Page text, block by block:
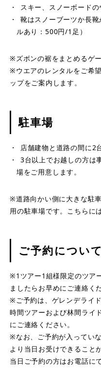
スキー、スノーボードの
靴はスノーブーツか長
ルあり：500円/1足）
※ズボンの裾をまとめるゲ
※ウエアのレンタルをご希
ップをご案内します。
駐車場
店舗建物と道路の間に2
3台以上でお越しの方は
場をご用意します。
※道路向かい側に大きな駐
用の駐車場です。こちらに
​ご予約について
※1ツアー1組様限定のツア
ましたらお早めにご連絡く
※ご予約は、ゲレンデライ
時間ツアーおよび林間ライ
にご連絡ください。
※なお、ご予約が入ってい
より当日お受けできること
当日ご予約の方はお電話に